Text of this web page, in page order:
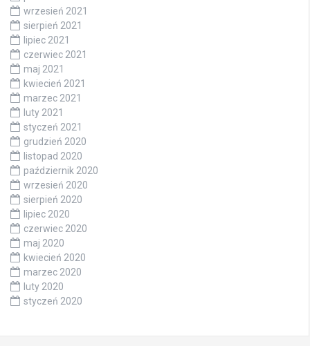
wrzesień 2021
sierpień 2021
lipiec 2021
czerwiec 2021
maj 2021
kwiecień 2021
marzec 2021
luty 2021
styczeń 2021
grudzień 2020
listopad 2020
październik 2020
wrzesień 2020
sierpień 2020
lipiec 2020
czerwiec 2020
maj 2020
kwiecień 2020
marzec 2020
luty 2020
styczeń 2020